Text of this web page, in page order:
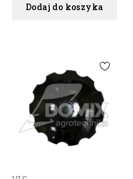
Dodaj do koszyka